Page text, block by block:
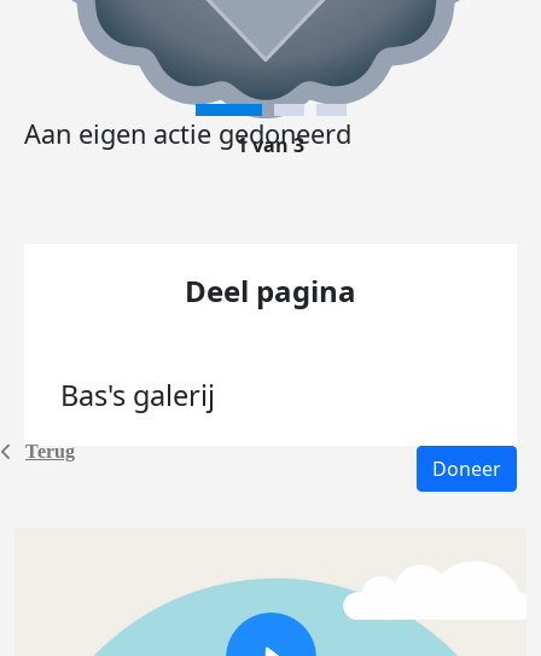
Terug
Aan eigen actie gedoneerd
1 van 3
Deel pagina
Bas's galerij
Doneer